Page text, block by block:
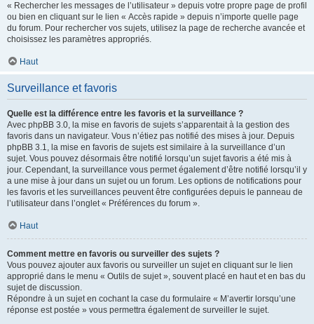
« Rechercher les messages de l’utilisateur » depuis votre propre page de profil
ou bien en cliquant sur le lien « Accès rapide » depuis n’importe quelle page
du forum. Pour rechercher vos sujets, utilisez la page de recherche avancée et
choisissez les paramètres appropriés.
Haut
Surveillance et favoris
Quelle est la différence entre les favoris et la surveillance ?
Avec phpBB 3.0, la mise en favoris de sujets s’apparentait à la gestion des
favoris dans un navigateur. Vous n’étiez pas notifié des mises à jour. Depuis
phpBB 3.1, la mise en favoris de sujets est similaire à la surveillance d’un
sujet. Vous pouvez désormais être notifié lorsqu’un sujet favoris a été mis à
jour. Cependant, la surveillance vous permet également d’être notifié lorsqu’il y
a une mise à jour dans un sujet ou un forum. Les options de notifications pour
les favoris et les surveillances peuvent être configurées depuis le panneau de
l’utilisateur dans l’onglet « Préférences du forum ».
Haut
Comment mettre en favoris ou surveiller des sujets ?
Vous pouvez ajouter aux favoris ou surveiller un sujet en cliquant sur le lien
approprié dans le menu « Outils de sujet », souvent placé en haut et en bas du
sujet de discussion.
Répondre à un sujet en cochant la case du formulaire « M’avertir lorsqu’une
réponse est postée » vous permettra également de surveiller le sujet.